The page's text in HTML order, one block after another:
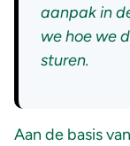
aanpak in
we hoe we
sturen.
Aan de basis